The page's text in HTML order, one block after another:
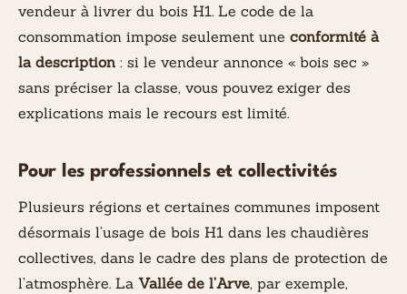
vendeur à livrer du bois H1. Le code de la
consommation impose seulement une conformité à
la description : si le vendeur annonce « bois sec »
sans préciser la classe, vous pouvez exiger des
explications mais le recours est limité.
Pour les professionnels et collectivités
Plusieurs régions et certaines communes imposent
désormais l’usage de bois H1 dans les chaudières
collectives, dans le cadre des plans de protection de
l’atmosphère. La Vallée de l’Arve, par exemple,